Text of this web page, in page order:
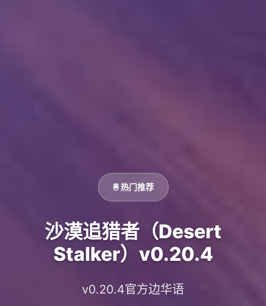
🖲️ 热门推荐
沙漠追猎者（Desert
Stalker）v0.20.4
v0.20.4官方边华语